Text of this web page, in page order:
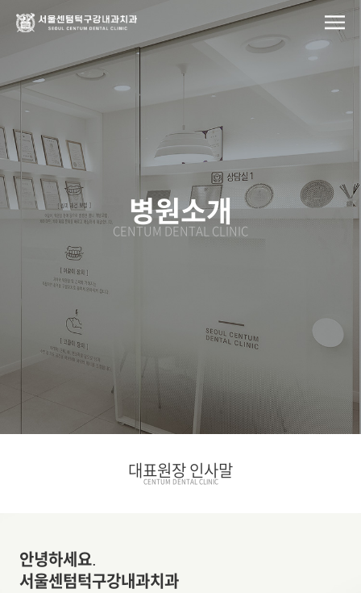
병원소개
CENTUM DENTAL CLINIC
대표원장 인사말
CENTUM DENTAL CLINIC
안녕하세요.
서울센텀턱구강내과치과